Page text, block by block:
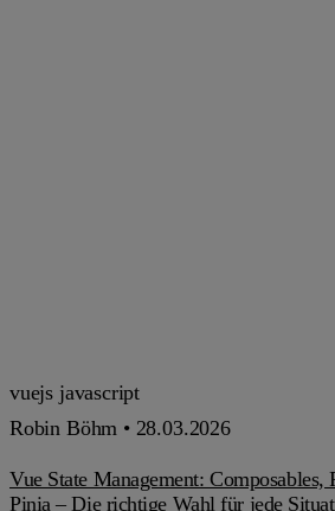
vuejs javascript
Robin Böhm • 28.03.2026
Vue State Management: Composables,
Pinia – Die richtige Wahl für jede